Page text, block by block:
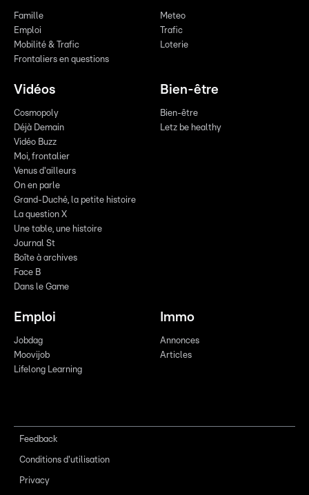
Famille
Emploi
Mobilité & Trafic
Frontaliers en questions
Meteo
Trafic
Loterie
Vidéos
Cosmopoly
Déjà Demain
Vidéo Buzz
Moi, frontalier
Venus d'ailleurs
On en parle
Grand-Duché, la petite histoire
La question X
Une table, une histoire
Journal St
Boîte à archives
Face B
Dans le Game
Bien-être
Bien-être
Letz be healthy
Emploi
Jobdag
Moovijob
Lifelong Learning
Immo
Annonces
Articles
Feedback
Conditions d'utilisation
Privacy